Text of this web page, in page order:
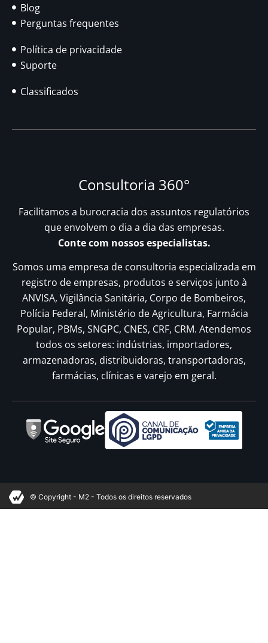
Blog
Perguntas frequentes
Política de privacidade
Suporte
Classificados
Consultoria 360°
Facilitamos a burocracia dos assuntos regulatórios
que envolvem o dia a dia das empresas.
Conte com nossos especialistas.
Somos uma empresa de consultoria especializada em
registro de empresas, produtos e serviços junto à
ANVISA, Vigilância Sanitária, Corpo de Bombeiros,
Polícia Federal, Ministério de Agricultura, Farmácia
Popular, PBMs, SNGPC, CNES, CRF, CRM. Atendemos
todos os setores: indústrias, importadores,
armazenadoras, distribuidoras, transportadoras,
farmácias, clínicas e varejo em geral.
© Copyright - M2 - Todos os direitos reservados